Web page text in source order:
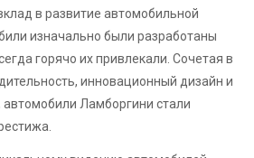
в развитие автомобильной
изначально были разработаны
горячо их привлекали. Сочетая в
инновационный дизайн и
автомобили Ламборгини стали